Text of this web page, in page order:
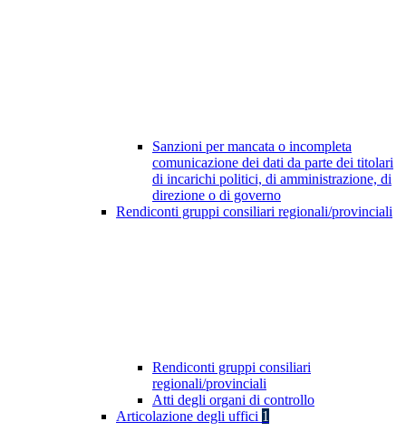
Sanzioni per mancata o incompleta
comunicazione dei dati da parte dei titolari
di incarichi politici, di amministrazione, di
direzione o di governo
Rendiconti gruppi consiliari regionali/provinciali
Rendiconti gruppi consiliari
regionali/provinciali
Atti degli organi di controllo
Articolazione degli uffici 1